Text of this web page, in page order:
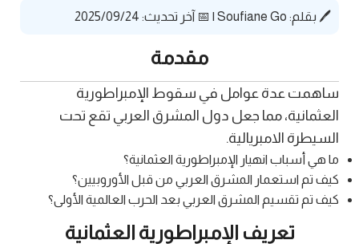
🖊️ بقلم: Soufiane Go
| 📅 آخر تحديث: 2025/09/24
مقدمة
ساهمت عدة عوامل في سقوط الإمبراطورية
العثمانية، مما جعل دول المشرق العربي تقع تحت
السيطرة الامبريالية.
ما هي أسباب انهيار الإمبراطورية العثمانية؟
كيف تم استعمار المشرق العربي من قبل الأوروبيين؟
كيف تم تقسيم المشرق العربي بعد الحرب العالمية الأولى؟
تعريف الإمبراطورية العثمانية